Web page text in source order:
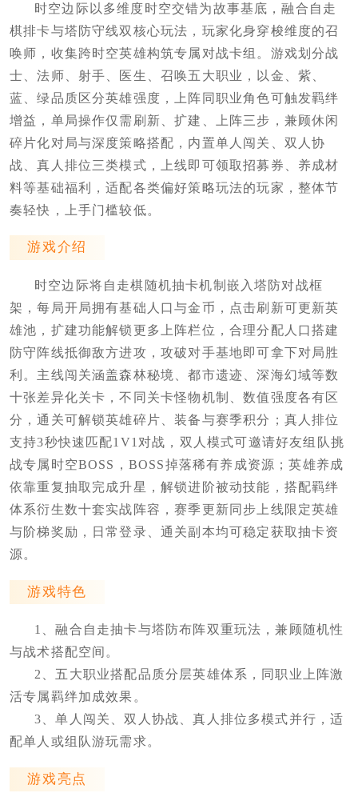
时空边际以多维度时空交错为故事基底，融合自走
棋排卡与塔防守线双核心玩法，玩家化身穿梭维度的召
唤师，收集跨时空英雄构筑专属对战卡组。游戏划分战
士、法师、射手、医生、召唤五大职业，以金、紫、
蓝、绿品质区分英雄强度，上阵同职业角色可触发羁绊
增益，单局操作仅需刷新、扩建、上阵三步，兼顾休闲
碎片化对局与深度策略搭配，内置单人闯关、双人协
战、真人排位三类模式，上线即可领取招募券、养成材
料等基础福利，适配各类偏好策略玩法的玩家，整体节
奏轻快，上手门槛较低。
游戏介绍
时空边际将自走棋随机抽卡机制嵌入塔防对战框
架，每局开局拥有基础人口与金币，点击刷新可更新英
雄池，扩建功能解锁更多上阵栏位，合理分配人口搭建
防守阵线抵御敌方进攻，攻破对手基地即可拿下对局胜
利。主线闯关涵盖森林秘境、都市遗迹、深海幻域等数
十张差异化关卡，不同关卡怪物机制、数值强度各有区
分，通关可解锁英雄碎片、装备与赛季积分；真人排位
支持3秒快速匹配1V1对战，双人模式可邀请好友组队挑
战专属时空BOSS，BOSS掉落稀有养成资源；英雄养成
依靠重复抽取完成升星，解锁进阶被动技能，搭配羁绊
体系衍生数十套实战阵容，赛季更新同步上线限定英雄
与阶梯奖励，日常登录、通关副本均可稳定获取抽卡资
源。
游戏特色
1、融合自走抽卡与塔防布阵双重玩法，兼顾随机性
与战术搭配空间。
2、五大职业搭配品质分层英雄体系，同职业上阵激
活专属羁绊加成效果。
3、单人闯关、双人协战、真人排位多模式并行，适
配单人或组队游玩需求。
游戏亮点